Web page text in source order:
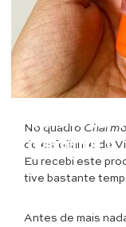
Vitamina
No quadro
do esfoliante de
Eu recebi este
tive bastante
Antes de mais